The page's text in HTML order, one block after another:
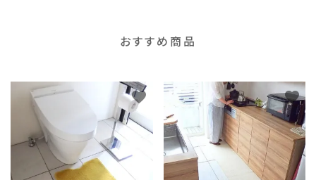
おすすめ商品
favorite favorite